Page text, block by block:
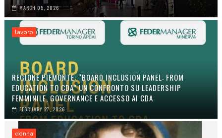
MARCH 05, 2026
lavoro
REGIONE PIEMONTE: “BOARD INCLUSION PANEL: FROM
EDUCATION TO CDA” UN CONFRONTO SU LEADERSHIP
FEMMINILE, GOVERNANCE E ACCESSO AI CDA
FEBRUARY 27, 2026
donna